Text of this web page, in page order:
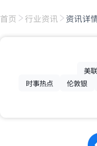
首页 行业资讯 资讯详
美
时事热点
伦敦银